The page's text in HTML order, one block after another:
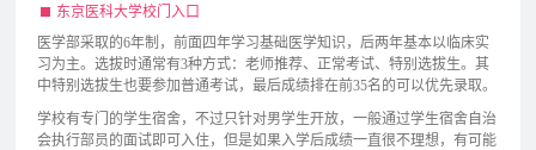
东京医科大学校门入口
医学部采取的6年制，前面四年学习基础医学知识，后两年基本以临床实
习为主。选拔时通常有3种方式：老师推荐、正常考试、特别选拔生。其
中特别选拔生也要参加普通考试，最后成绩排在前35名的可以优先录取。
学校有专门的学生宿舍，不过只针对男学生开放，一般通过学生宿舍自治
会执行部员的面试即可入住，但是如果入学后成绩一直很不理想，有可能